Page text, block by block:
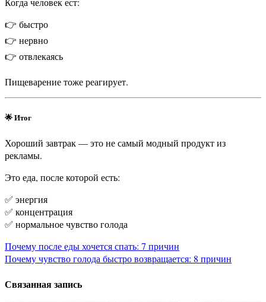
👉 быстро
👉 нервно
👉 отвлекаясь
Пищеварение тоже реагирует.
🌟 Итог
Хороший завтрак — это не самый модный продукт из
рекламы.
Это еда, после которой есть:
✅ энергия
✅ концентрация
✅ нормальное чувство голода
Навигация
по
записям
Почему после еды хочется спать: 7 причин
Почему чувство голода быстро возвращается: 8 причин
Связанная запись